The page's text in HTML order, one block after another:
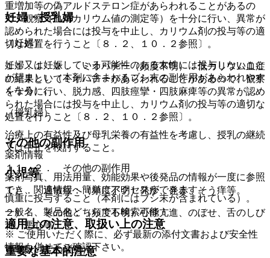
妊婦・授乳婦
（妊婦）
妊婦又は妊娠している可能性のある女性には投与しないこと
が望ましい（本剤に含まれるブシ末の副作用があらわれやす
くなる）。
（授乳婦）
治療上の有益性及び母乳栄養の有益性を考慮し、授乳の継続
又は中止を検討すること。
小児等
慎重に投与すること（本剤にはブシ末が含まれている）。
適用上の注意、取扱い上の注意
（取扱い上の注意）
重増加等の偽アルドステロン症があらわれることがあるの
で、観察（血清カリウム値の測定等）を十分に行い、異常が
認められた場合には投与を中止し、カリウム剤の投与等の適
切な処置を行うこと〔８．２、１０．２参照〕。
１１．１．２． ミオパチー（頻度不明）：低カリウム血症
の結果としてミオパチーがあらわれることがあるので、観察
を十分に行い、脱力感、四肢痙攣・四肢麻痺等の異常が認め
られた場合には投与を中止し、カリウム剤の投与等の適切な
処置を行うこと〔８．２、１０．２参照〕。
その他の副作用
１１．２． その他の副作用
１）． 過敏症：（頻度不明）発疹、発赤、そう痒等。
２）． その他：（頻度不明）心悸亢進、のぼせ、舌のしび
れ、悪心等。
重要な基本的注意
薬剤情報
薬剤写真、用法用量、効能効果や後発品の情報が一度に参照
でき、関連情報へ簡単にアクセスができます。
一般名、製品名どちらでも検索可能！
※ ご使用いただく際に、必ず最新の添付文書および安全性
情報も併せてご確認下さい。